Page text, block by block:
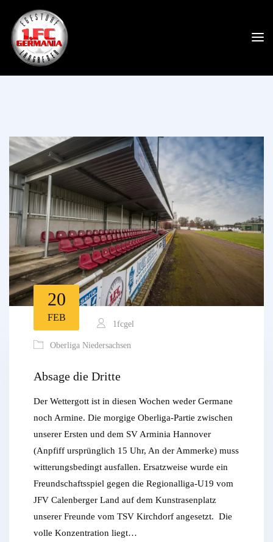
20
FEB
1fcgel
Oberliga Niedersachsen
Absage die Dritte
Der Wettergott ist in diesen Wochen weder Germane
noch Armine. Die morgige Oberliga-Partie zwischen
unserer Ersten und dem SV Arminia Hannover
(Anpfiff ursprünglich 15 Uhr, An der Ammerke) muss
witterungsbedingt ausfallen. Ersatzweise wurde ein
Freundschaftsspiel gegen die Regionalliga-U19 vom
JFV Calenberger Land auf dem Kunstrasenplatz
unserer Freunde vom TSV Kirchdorf angesetzt. Die
volle Konzentration liegt…